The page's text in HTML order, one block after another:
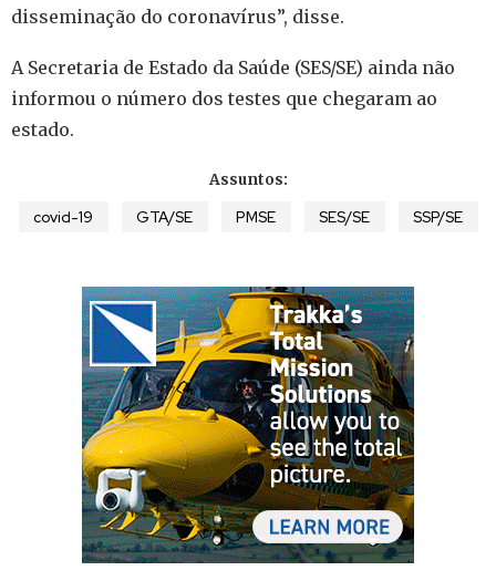
disseminação do coronavírus”, disse.
A Secretaria de Estado da Saúde (SES/SE) ainda não
informou o número dos testes que chegaram ao
estado.
Assuntos:
covid-19 GTA/SE PMSE SES/SE SSP/SE